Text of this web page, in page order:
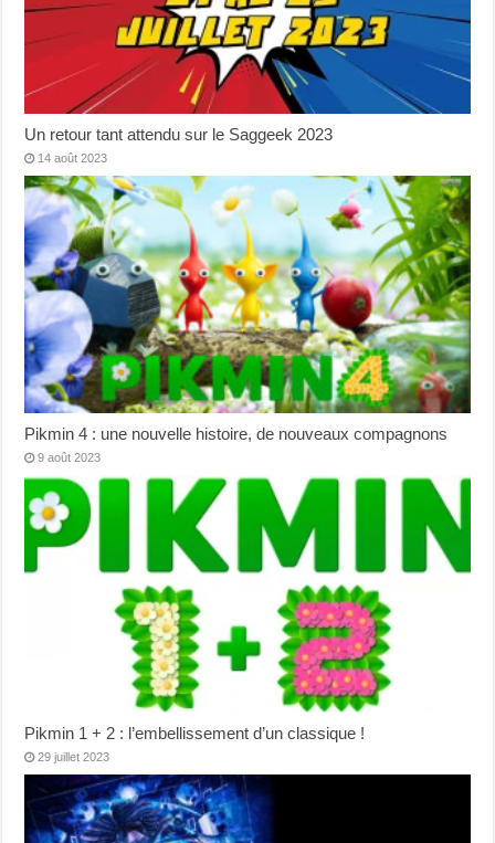
Un retour tant attendu sur le Saggeek 2023
14 août 2023
Pikmin 4 : une nouvelle histoire, de nouveaux compagnons
9 août 2023
Pikmin 1 + 2 : l’embellissement d’un classique !
29 juillet 2023